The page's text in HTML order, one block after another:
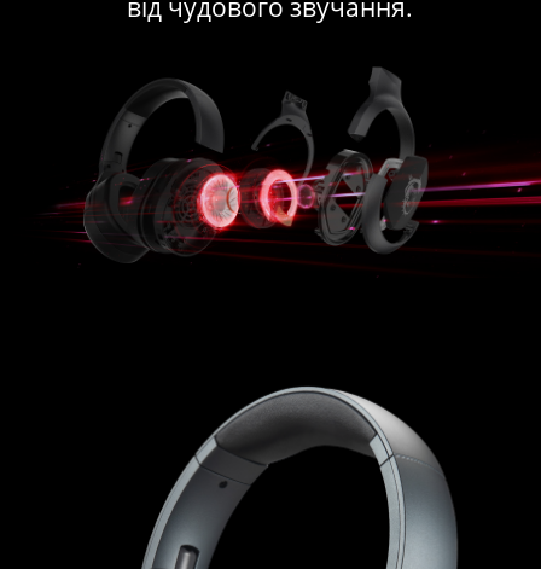
від чудового звучання.